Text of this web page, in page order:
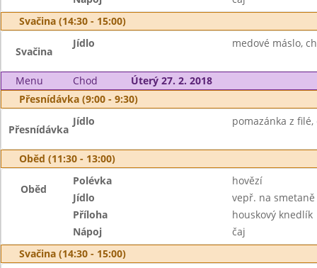
Svačina (14:30 - 15:00)
Svačina
Jídlo medové máslo,
Menu Chod
Úterý 27. 2. 2018
Přesnídávka (9:00 - 9:30)
Přesnídávka
Jídlo pomazánka z
Oběd (11:30 - 13:00)
Oběd
Polévka
hovězí
Jídlo
vepř. na smetaně
Příloha
houskový knedlík
Nápoj
čaj
Svačina (14:30 - 15:00)